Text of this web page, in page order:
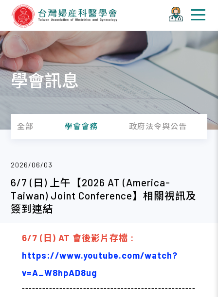
學會訊息
全部 學會會務 政府法令與公告
2026/06/03
6/7 (日) 上午【2026 AT (America-
Taiwan) Joint Conference】相關視訊及
簽到連結
6/7 (日) AT 會後影片存檔 :
https://www.youtube.com/watch?
v=A_W8hpAD8ug
---------------------------------------------------